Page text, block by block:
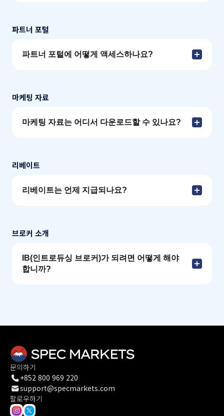
파트너 포털
파트너 포털에 어떻게 액세스하나요?
마케팅 자료
마케팅 자료는 어디서 다운로드할 수 있나요?
리베이트
리베이트는 언제 지급되나요?
브로커 소개
IB(인트로듀싱 브로커)가 되려면 어떻게 해야
합니까?
문의하기
+852 800 969 220
support@specmarkets.com
팔로우하기